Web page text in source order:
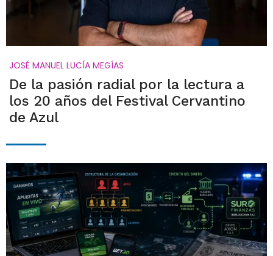
JOSÉ MANUEL LUCÍA MEGÍAS
De la pasión radial por la lectura a
los 20 años del Festival Cervantino
de Azul